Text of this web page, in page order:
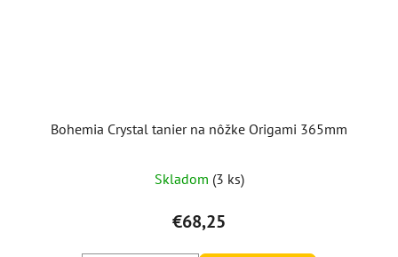
Bohemia Crystal tanier na nôžke Origami 365mm
Skladom (3 ks)
€68,25